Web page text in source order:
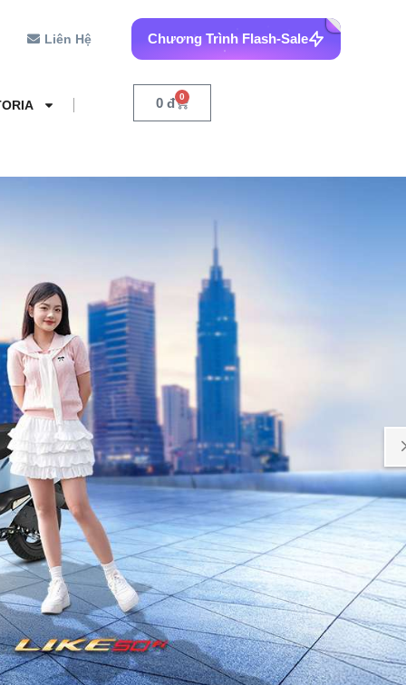
Liên Hệ Chương Trình Flash-Sale
0 đ 0